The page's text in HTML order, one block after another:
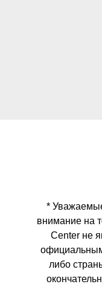
*
внимание на
Center не
либо